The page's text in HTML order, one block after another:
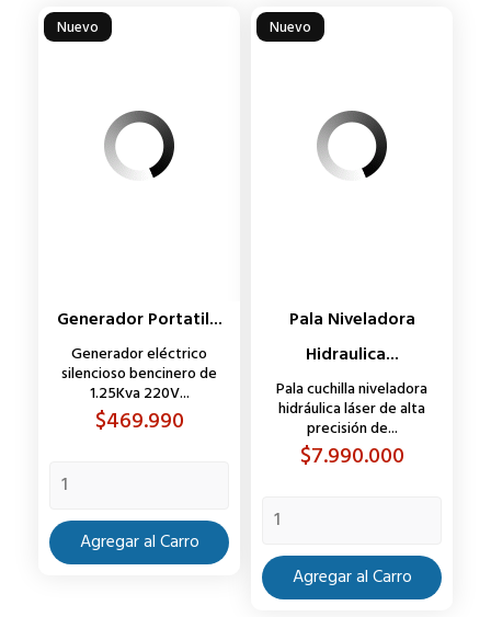
Generador Portatil...
Generador eléctrico
silencioso bencinero de
1.25Kva 220V...
Precio
$469.990
Agregar al Carro
Nuevo
Pala Niveladora
Hidraulica...
Pala cuchilla niveladora
hidráulica láser de alta
precisión de...
Precio
$7.990.000
Agregar al Carro
Nuevo